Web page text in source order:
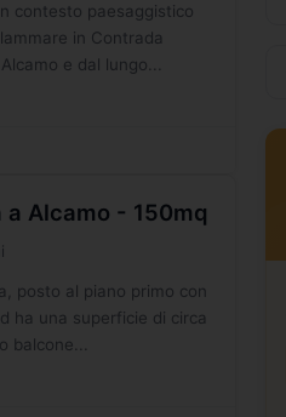
contesto paesaggistico
in Contrada
e dal lungo...
Alcamo - 150mq
posto al piano primo con
ha una superficie di circa
balcone...